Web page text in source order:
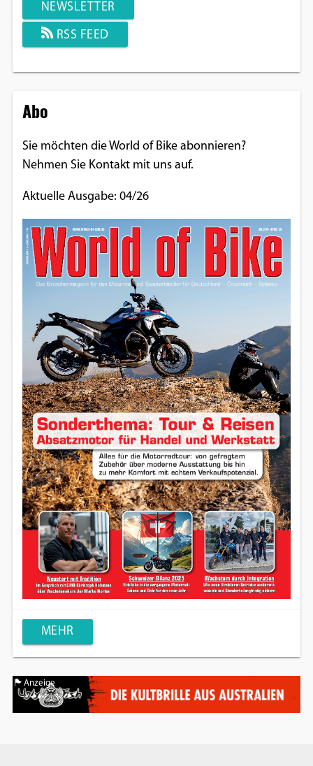
NEWSLETTER
RSS FEED
Abo
Sie möchten die World of Bike abonnieren?
Nehmen Sie Kontakt mit uns auf.
Aktuelle Ausgabe: 04/26
MEHR
Anzeige